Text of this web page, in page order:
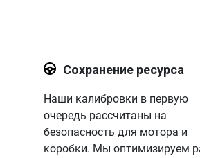
Сохранение ресурса
Наши калибровки в первую
очередь рассчитаны на
безопасность для мотора и
коробки. Мы оптимизируем